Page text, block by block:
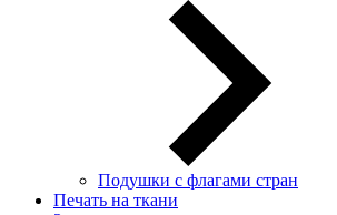
Подушки с флагами стран
Печать на ткани